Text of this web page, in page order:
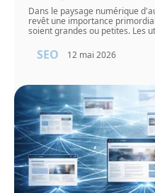
Dans le paysage numérique
revêt une importance
soient grandes ou petites. Les
SEO 12 mai 2026